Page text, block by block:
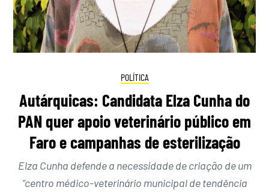
POLÍTICA
Autárquicas: Candidata Elza Cunha do
PAN quer apoio veterinário público em
Faro e campanhas de esterilização
Elza Cunha defende a necessidade de criação de um
“centro médico-veterinário municipal de tendência